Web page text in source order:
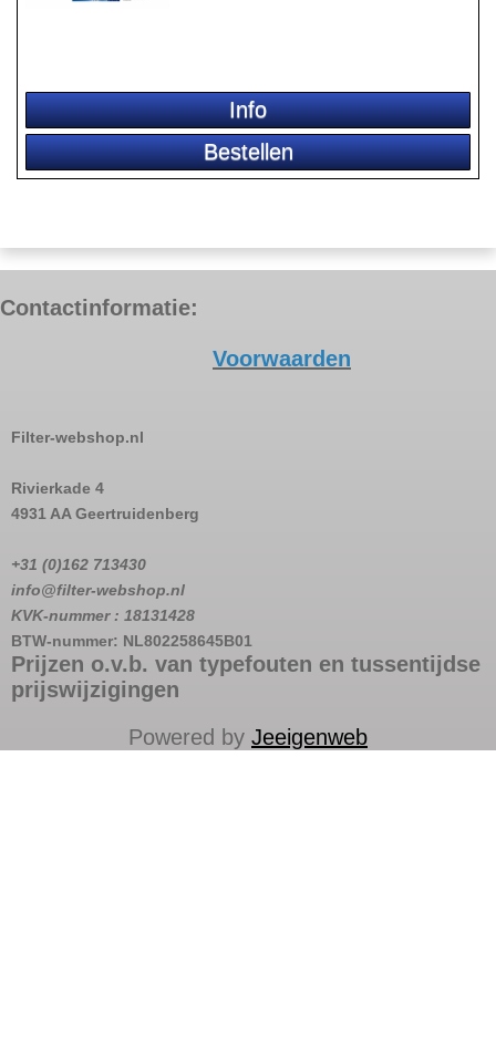
Contactinformatie:
Voorwaarden
Filter-webshop.nl
Rivierkade 4
4931 AA Geertruidenberg
+31 (0)162 713430
info@filter-webshop.nl
KVK-nummer : 18131428
BTW-nummer: NL802258645B01
Prijzen o.v.b. van typefouten en tussentijdse
prijswijzigingen
Powered by Jeeigenweb